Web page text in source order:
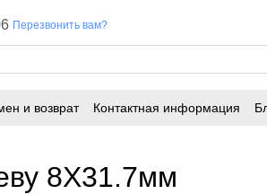
Перезвонить вам?
и возврат Контактная информация
8X31.7мм